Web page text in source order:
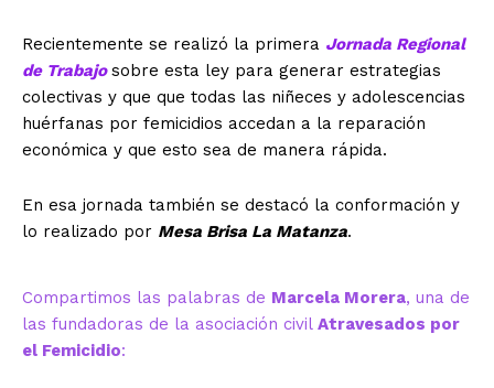
Recientemente se realizó la primera Jornada Regional
de Trabajo sobre esta ley para generar estrategias
colectivas y que que todas las niñeces y adolescencias
huérfanas por femicidios accedan a la reparación
económica y que esto sea de manera rápida.
En esa jornada también se destacó la conformación y
lo realizado por Mesa Brisa La Matanza.
Compartimos las palabras de Marcela Morera, una de
las fundadoras de la asociación civil Atravesados por
el Femicidio: